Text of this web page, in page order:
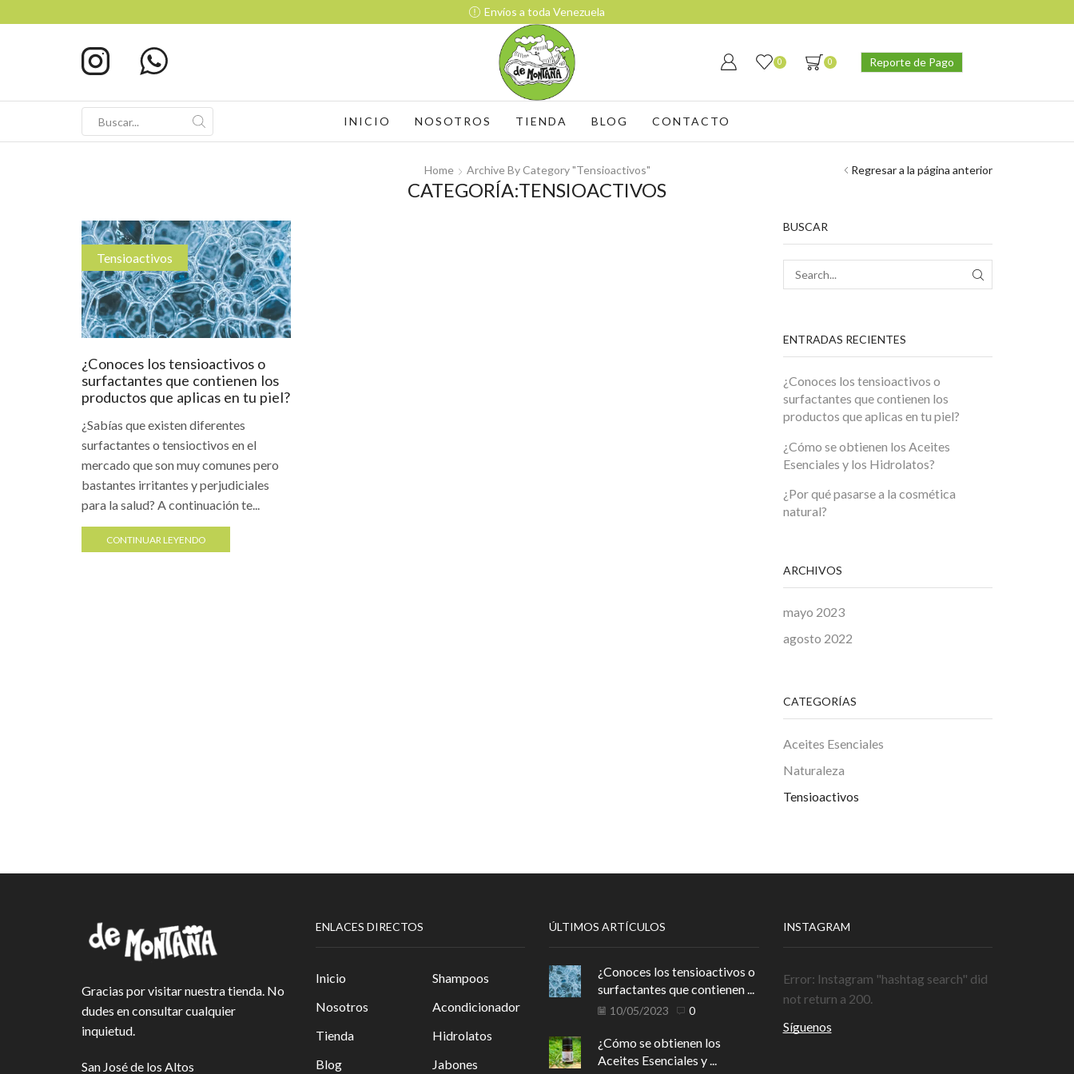
Envíos a toda Venezuela
0 0 Reporte de Pago
input
INICIO NOSOTROS TIENDA BLOG CONTACTO
Regresar a la página anterior
Home Archive By Category "Tensioactivos"
CATEGORÍA:TENSIOACTIVOS
Tensioactivos
¿Conoces los tensioactivos o
surfactantes que contienen los
productos que aplicas en tu piel?
¿Sabías que existen diferentes
surfactantes o tensioctivos en el
mercado que son muy comunes pero
bastantes irritantes y perjudiciales
para la salud? A continuación te...
CONTINUAR LEYENDO
BUSCAR
SEARCH
ENTRADAS RECIENTES
¿Conoces los tensioactivos o
surfactantes que contienen los
productos que aplicas en tu piel?
¿Cómo se obtienen los Aceites
Esenciales y los Hidrolatos?
¿Por qué pasarse a la cosmética
natural?
ARCHIVOS
mayo 2023
agosto 2022
CATEGORÍAS
Aceites Esenciales
Naturaleza
Tensioactivos
Gracias por visitar nuestra tienda. No
dudes en consultar cualquier
inquietud.
San José de los Altos
ENLACES DIRECTOS
Inicio
Nosotros
Tienda
Blog
Shampoos
Acondicionador
Hidrolatos
Jabones
ÚLTIMOS ARTÍCULOS
¿Conoces los tensioactivos o
surfactantes que contienen ...
10/05/2023 0
¿Cómo se obtienen los
Aceites Esenciales y ...
INSTAGRAM
Error: Instagram "hashtag search" did
not return a 200.
Síguenos